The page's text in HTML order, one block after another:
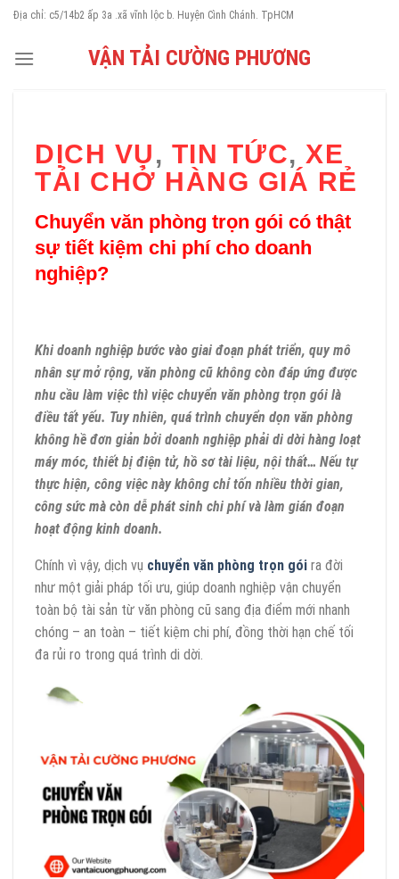
Skip
content
Địa chỉ: c5/14b2 ấp 3a .xã vĩnh lộc b. Huyện Cình Chánh. TpHCM
VẬN TẢI CƯỜNG PHƯƠNG
DỊCH VỤ, TIN TỨC, XE
TẢI CHỞ HÀNG GIÁ RẺ
Chuyển văn phòng trọn gói có thật
sự tiết kiệm chi phí cho doanh
nghiệp?
Khi doanh nghiệp bước vào giai đoạn phát triển, quy mô
nhân sự mở rộng, văn phòng cũ không còn đáp ứng được
nhu cầu làm việc thì việc chuyển văn phòng trọn gói là
điều tất yếu. Tuy nhiên, quá trình chuyển dọn văn phòng
không hề đơn giản bởi doanh nghiệp phải di dời hàng loạt
máy móc, thiết bị điện tử, hồ sơ tài liệu, nội thất… Nếu tự
thực hiện, công việc này không chỉ tốn nhiều thời gian,
công sức mà còn dễ phát sinh chi phí và làm gián đoạn
hoạt động kinh doanh.
Chính vì vậy, dịch vụ chuyển văn phòng trọn gói ra đời
như một giải pháp tối ưu, giúp doanh nghiệp vận chuyển
toàn bộ tài sản từ văn phòng cũ sang địa điểm mới nhanh
chóng – an toàn – tiết kiệm chi phí, đồng thời hạn chế tối
đa rủi ro trong quá trình di dời.